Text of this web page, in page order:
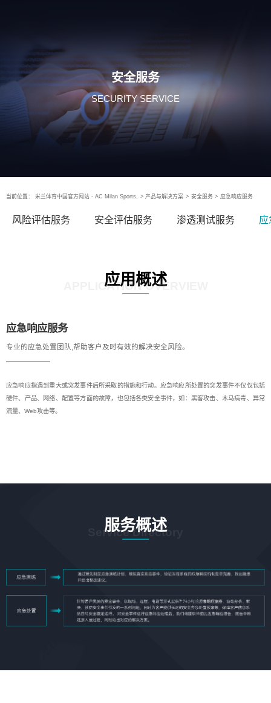
安全服务
SECURITY SERVICE
当前位置： 米兰体育中国官方网站 - AC Milan Sports, > 产品与解决方案 > 安全服务 > 应急响应服务
风险评估服务 安全评估服务 渗透测试服务 应
应用概述
APPLICATION OVERVIEW
应急响应服务
专业的应急处置团队,帮助客户及时有效的解决安全风险。
应急响应指遇到重大或突发事件后所采取的措施和行动。应急响应所处置的突发事件不仅仅包括
硬件、产品、网络、配置等方面的故障，也包括各类安全事件，如：黑客攻击、木马病毒、异常
流量、Web攻击等。
服务概述
Service Directory